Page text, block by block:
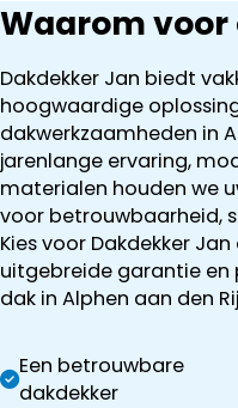
Waarom voor
Dakdekker Jan biedt
hoogwaardige
dakwerkzaamheden in
jarenlange ervaring,
materialen houden we
voor betrouwbaarheid,
Kies voor Dakdekker
uitgebreide garantie en
dak in Alphen aan den
Een betrouwbare
dakdekker